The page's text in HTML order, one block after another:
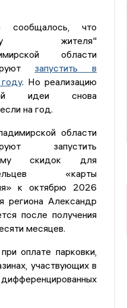
сообщалось, что
жителя"
области
запустить в
. Но реализацию
идеи снова
на год.
области
запустить
скидок для
«карты
к октябрю 2026
региона Александр
после получения
месяцев.
оплате парковки,
участвующих в